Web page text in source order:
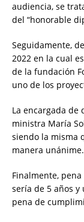
audiencia, se
del “honorable
Seguidamente,
2022 en la cual
de la fundación
uno de los
La encargada de
ministra María
siendo la misma
manera unánime.
Finalmente,
sería de 5 años
pena de